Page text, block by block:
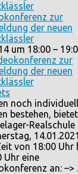
zur
der neuen
um 18:00 –
noch
bestehen,
Realschule
von 18:00 Uhr
Uhr eine
an: –>